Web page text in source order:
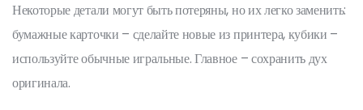
Некоторые детали могут быть потеряны, но их легко заменить:
бумажные карточки – сделайте новые из принтера, кубики –
используйте обычные игральные. Главное – сохранить дух
оригинала.